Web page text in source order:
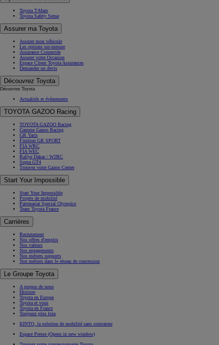
Toyota T-Mate
Toyota Safety Sense
Assurer ma Toyota
Assurer mon véhicule
Les options sur-mesure
Assurance Connectée
Assurer votre Occasion
Espace Client Toyota Assurances
Demander un devis
Découvrez Toyota
Découvrez Toyota
Actualités et évènements
TOYOTA GAZOO Racing
TOYOTA GAZOO Racing
Gamme Gazoo Racing
GR Yaris
Finition GR SPORT
FIA WRC
FIA WEC
Rallye Dakar / W2RC
Supra GT4
Trouvez votre Gazoo Center
Start Your Impossible
Start Your Impossible
Projets de mobilité
Partenariat Special Olympics
Team Toyota France
Carrières
Recrutement
Nos offres d'emploi
Nos valeurs
Nos engagements
Nos métiers supports
Nos métiers dans le réseau de concession
Le Groupe Toyota
A propos de nous
Histoire
Toyota en Europe
Toyota et vous
Toyota en France
Toujours plus loin
KINTO, la solution de mobilité sans contrainte
Espace Presse (Opens in new window)